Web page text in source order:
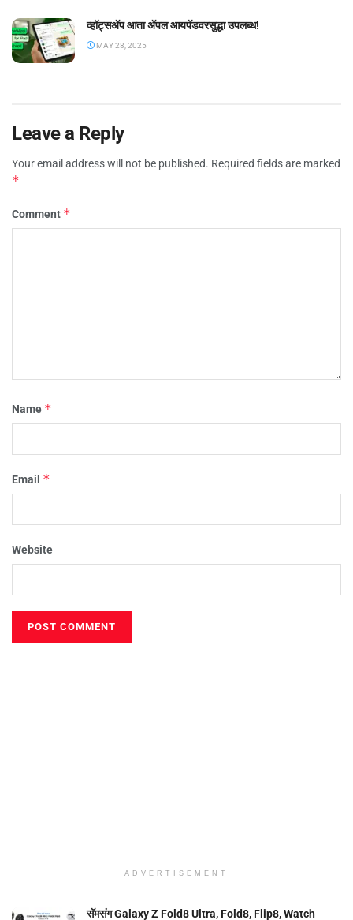
व्हॉट्सॲप आता ॲपल आयपॅडवरसुद्धा उपलब्ध!
MAY 28, 2025
Leave a Reply
Your email address will not be published. Required fields are marked
*
Comment *
Name *
Email *
Website
ADVERTISEMENT
सॅमसंग Galaxy Z Fold8 Ultra, Fold8, Flip8, Watch